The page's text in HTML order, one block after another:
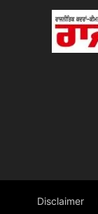
Disclaimer